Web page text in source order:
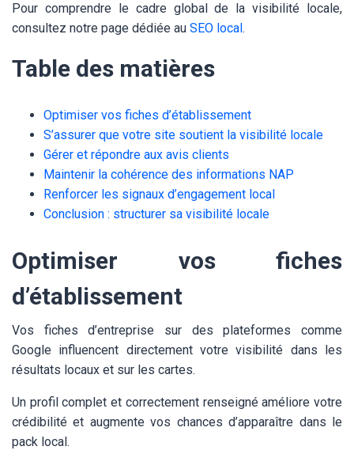
Pour comprendre le cadre global de la visibilité locale,
consultez notre page dédiée au SEO local .
Table des matières
Optimiser vos fiches d’établissement
S’assurer que votre site soutient la visibilité locale
Gérer et répondre aux avis clients
Maintenir la cohérence des informations NAP
Renforcer les signaux d’engagement local
Conclusion : structurer sa visibilité locale
Optimiser vos fiches
d’établissement
Vos fiches d’entreprise sur des plateformes comme
Google influencent directement votre visibilité dans les
résultats locaux et sur les cartes.
Un profil complet et correctement renseigné améliore votre
crédibilité et augmente vos chances d’apparaître dans le
pack local.